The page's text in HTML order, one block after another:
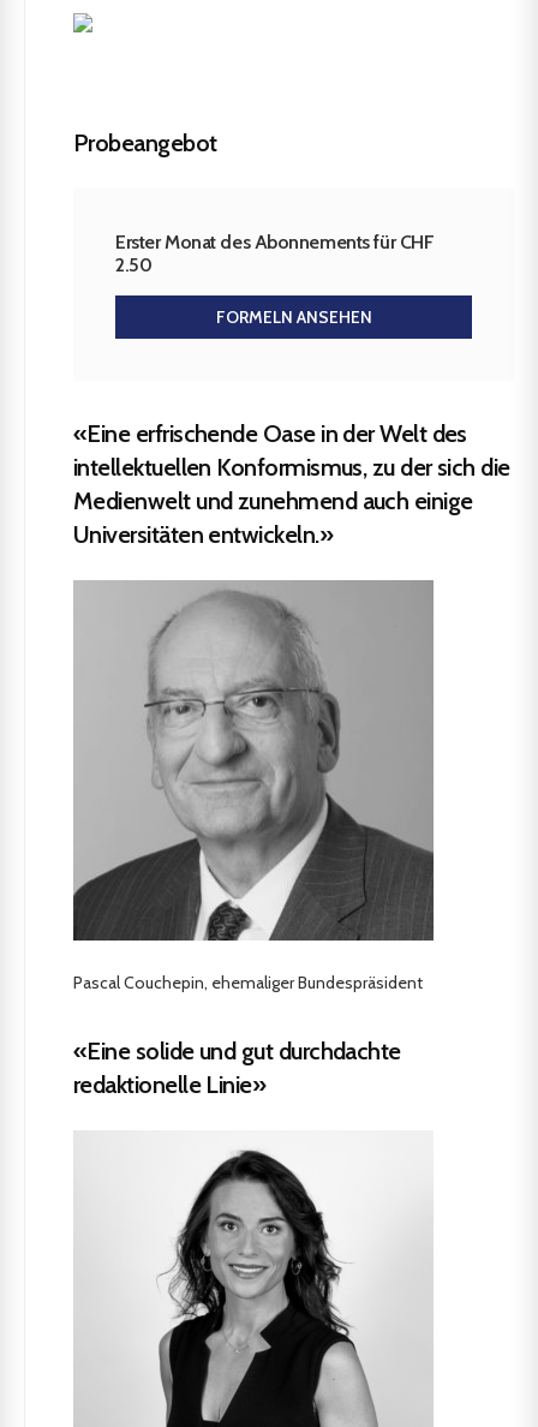
Probeangebot
Erster Monat des Abonnements für CHF
2.50
FORMELN ANSEHEN
«Eine erfrischende Oase in der Welt des
intellektuellen Konformismus, zu der sich die
Medienwelt und zunehmend auch einige
Universitäten entwickeln.»
Pascal Couchepin, ehemaliger Bundespräsident
«Eine solide und gut durchdachte
redaktionelle Linie»